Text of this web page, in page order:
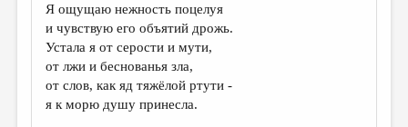
ОТ РЕДАКЦИИ
МАЛАЯ ПРОЗА
ЭССЕИСТИКА
ЛИТЕРАТУРОВЕДЕНИЕ
Я ощущаю нежность поцелуя
и чувствую его объятий дрожь.
Устала я от серости и мути,
от лжи и беснованья зла,
от слов, как яд тяжёлой ртути -
я к морю душу принесла.